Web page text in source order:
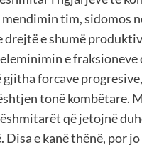
tim, sidomos
e shumë
e fraksioneve
gjitha forcave
tonë kombëtare.
që jetojnë
Disa e kanë thënë, por